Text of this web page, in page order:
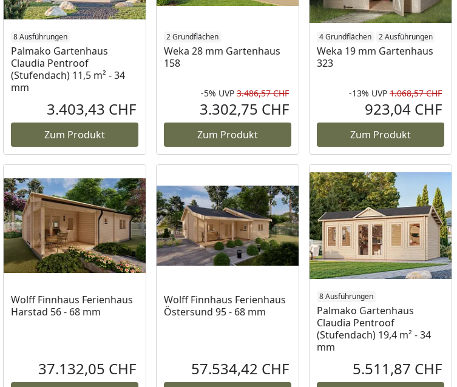
in ProzentPreis
Preis
8 Ausführungen
Palmako Gartenhaus
Claudia Pentroof
(Stufendach) 11,5 m² - 34
mm
Aktueller Preis
3.403,43 CHF
Zum Produkt
2 Grundflächen
Weka 28 mm Gartenhaus
158
Rabatt in Prozent
-5%
Ursprünglicher Preis
UVP 3.486,57 CHF
3.302,75 CHF
Zum Produkt
4 Grundflächen 2 Ausführungen
Weka 19 mm Gartenhaus
323
-13% UVP 1.068,57 CHF
923,04 CHF
Zum Produkt
Preis
Wolff Finnhaus Ferienhaus
Harstad 56 - 68 mm
Aktueller Preis
37.132,05 CHF
Wolff Finnhaus Ferienhaus
Östersund 95 - 68 mm
Aktueller Preis
57.534,42 CHF
8 Ausführungen
Palmako Gartenhaus
Claudia Pentroof
(Stufendach) 19,4 m² - 34
mm
5.511,87 CHF